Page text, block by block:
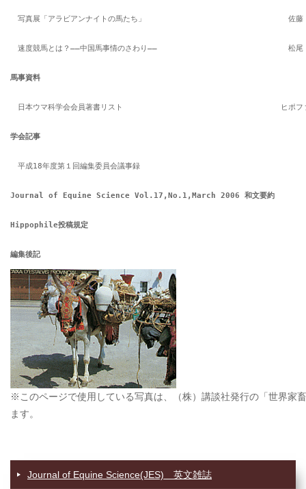
写真展「アラビアンナイトの馬たち」 佐藤
速度競馬とは？――中国馬事情のさわり―― 松尾
馬事資料
日本ウマ科学会会員著書リスト ヒポ
学会記事
平成18年度第１回編集委員会議事録
Journal of Equine Science Vol.17,No.1,March 2006 和文要約
Hippophile投稿規定
編集後記
※このページで使用している写真は、（株）講談社発行の「世界家
ます。
Journal of Equine Science(JES) 英文雑誌